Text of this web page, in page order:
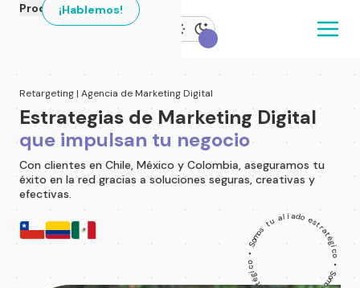
Productos¡Hablemos!
Retargeting | Agencia de Marketing Digital
Estrategias de Marketing Digital
que impulsan tu negocio
Con clientes en Chile, México y Colombia, aseguramos tu
éxito en la red gracias a soluciones seguras, creativas y
efectivas.